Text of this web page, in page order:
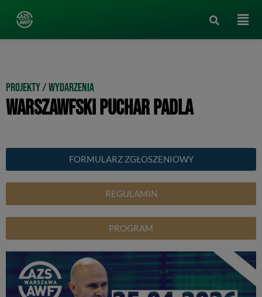
Projekty / Wydarzenia
WARSZAWFSKI PUCHAR PADLA
FORMULARZ ZGŁOSZENIOWY
REGULAMIN
PROGRAM